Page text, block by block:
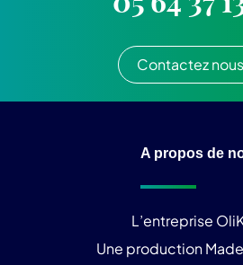
Contactez nous
A propos de
L’entreprise
Une production